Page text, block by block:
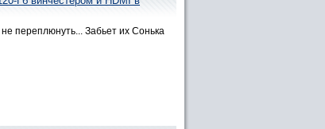
переплюнуть... Забьет их Сонька